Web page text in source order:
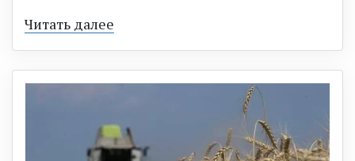
Читать далее